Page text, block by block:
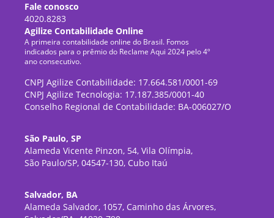
Fale conosco
4020.8283
Agilize Contabilidade Online
A primeira contabilidade online do Brasil. Fomos
indicados para o prêmio do Reclame Aqui 2024 pelo 4º
ano consecutivo.
CNPJ Agilize Contabilidade: 17.664.581/0001-69
CNPJ Agilize Tecnologia: 17.187.385/0001-40
Conselho Regional de Contabilidade: BA-006027/O
São Paulo, SP
Alameda Vicente Pinzon, 54, Vila Olímpia,
São Paulo/SP, 04547-130, Cubo Itaú
Salvador, BA
Alameda Salvador, 1057, Caminho das Árvores,